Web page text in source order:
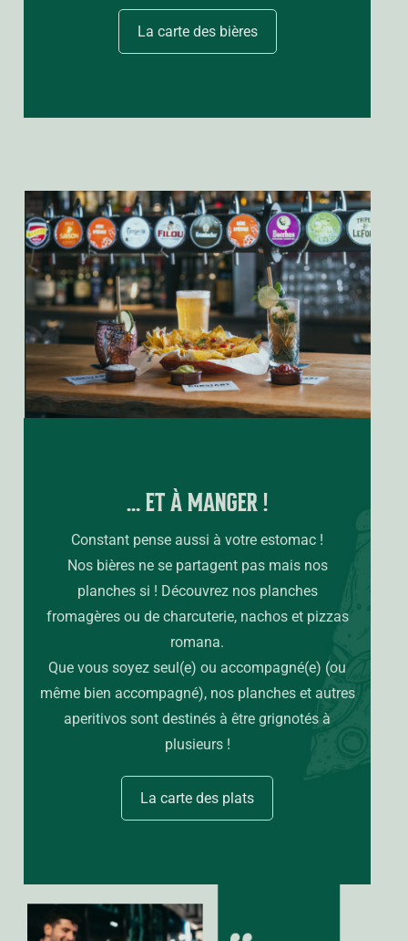
La carte des bières
… ET À MANGER !
Constant pense aussi à votre estomac !
Nos bières ne se partagent pas mais nos
planches si ! Découvrez nos planches
fromagères ou de charcuterie, nachos et pizzas
romana.
Que vous soyez seul(e) ou accompagné(e) (ou
même bien accompagné), nos planches et autres
aperitivos sont destinés à être grignotés à
plusieurs !
La carte des plats